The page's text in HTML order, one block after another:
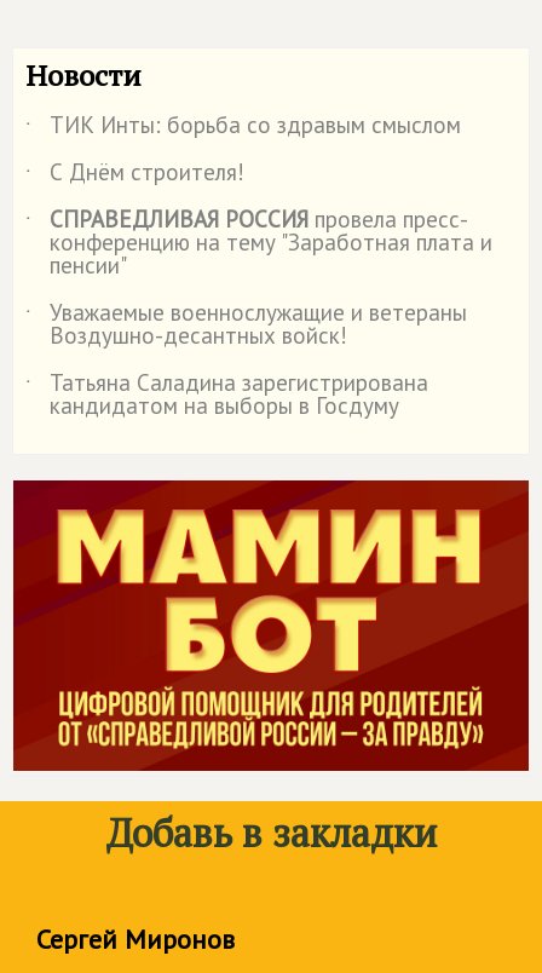
Новости
˙
ТИК Инты: борьба со здравым смыслом
˙
С Днём строителя!
˙
СПРАВЕДЛИВАЯ РОССИЯ провела пресс-
конференцию на тему "Заработная плата и
пенсии"
˙
Уважаемые военнослужащие и ветераны
Воздушно-десантных войск!
˙
Татьяна Саладина зарегистрирована
кандидатом на выборы в Госдуму
Добавь в закладки
Сергей Миронов